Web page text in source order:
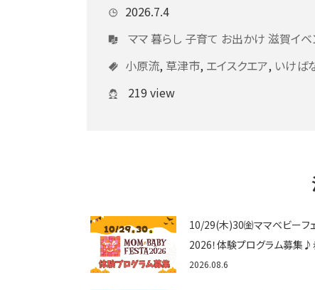
2026.7.4
ママ暮らし 子育て お出かけ 滋賀イベ
小原流, 草津市, エイスクエア, いけば
219 view
10/29(木)30㈮ママベビーフ
2026！体験プログラム募集♪
ゃん向けイベントに出演しませ
2026.08.6